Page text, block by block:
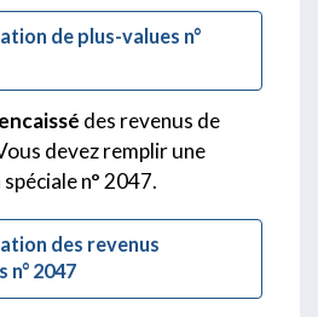
de plus-values n°
des revenus de
devez remplir une
n° 2047.
des revenus
n° 2047